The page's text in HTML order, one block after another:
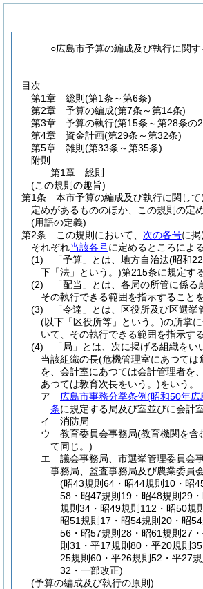
○広島市予算の編成及び執行に関す
目次
第1章
総則 (第1条～第6条)
第2章
予算の編成(第7条～第14条)
第3章
予算の執行(第15条～第28条の
第4章
資金計画(第29条～第32条)
第5章
雑則 (第33条～第35条)
附則
第1章
総則
(この規則の趣旨)
第1条
本市予算の編成及び執行に関し
定めがあるもののほか、この規則の定
(用語の定義)
第2条
この規則において、 次の各号に掲
それぞれ当該各号に定めるところによる
(1)
「予算」とは、地方自治法(昭和
下「法」という。)第215条に規定す
(2)
「配当」とは、各局の所管に係る
その執行できる範囲を指示することを
(3)
「令達」とは、区役所及び区選
(以下「区役所等」という。)の所掌
いて、その執行できる範囲を指示す
(4)
「局」とは、次に掲げる組織をい
当該組織の長(危機管理室にあつては
を、会計室にあつては会計管理者を、
あつては教育次長をいう。)をいう。
ア
広島市事務分掌条例(昭和50年広
条に規定する局及び室並びに会計
イ
消防局
ウ
教育委員会事務局(教育機関を含
て同じ。)
エ
議会事務局、市選挙管理委員会
事務局、監査事務局及び農業委員
(昭43規則64・昭44規則10・昭
58・昭47規則19・昭48規則29
規則34・昭49規則112・昭50規
昭51規則17・昭54規則20・昭
56・昭57規則28・昭61規則27
則31・平17規則80・平20規則
25規則60・平26規則52・平27
32・一部改正)
(予算の編成及び執行の原則)